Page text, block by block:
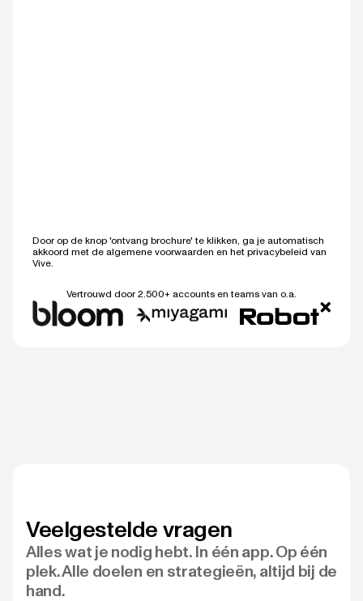
Door op de knop 'ontvang brochure' te klikken, ga je automatisch
akkoord met de algemene voorwaarden en het privacybeleid van
Vive.
Vertrouwd door 2.500+ accounts en teams van o.a.
Veelgestelde vragen
Alles wat je nodig hebt. In één app. Op één
plek. Alle doelen en strategieën, altijd bij de
hand.